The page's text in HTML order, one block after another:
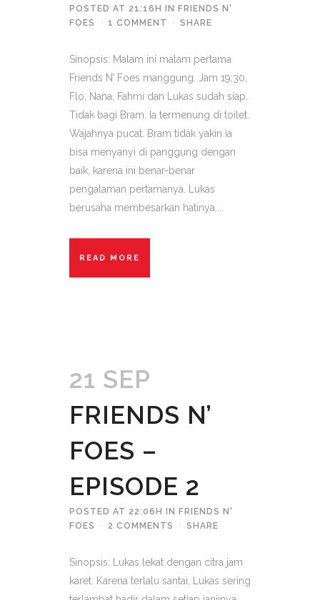
POSTED AT 21:16H IN
FRIENDS N'
FOES
1 COMMENT SHARE
Sinopsis: Malam ini malam pertama
Friends N’ Foes manggung. Jam 19:30,
Flo, Nana, Fahmi dan Lukas sudah siap.
Tidak bagi Bram. Ia termenung di toilet.
Wajahnya pucat. Bram tidak yakin ia
bisa menyanyi di panggung dengan
baik, karena ini benar-benar
pengalaman pertamanya. Lukas
berusaha membesarkan hatinya....
READ MORE
21 SEP
FRIENDS N’
FOES –
EPISODE 2
POSTED AT 22:06H IN
FRIENDS N'
FOES
2 COMMENTS SHARE
Sinopsis: Lukas lekat dengan citra jam
karet. Karena terlalu santai, Lukas sering